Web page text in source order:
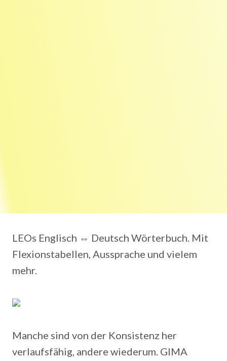
LEOs Englisch ⇔ Deutsch Wörterbuch. Mit
Flexionstabellen, Aussprache und vielem
mehr.
Manche sind von der Konsistenz her
verlaufsfähig, andere wiederum. GIMA